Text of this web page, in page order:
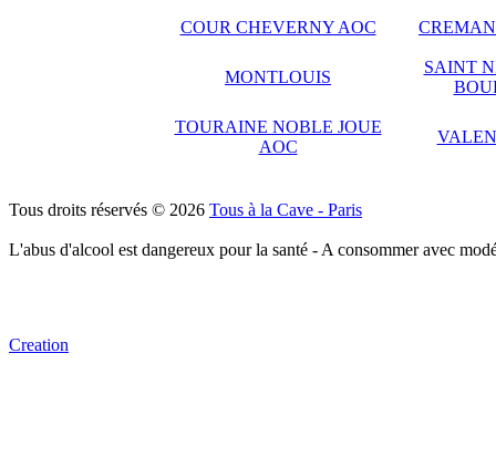
COUR CHEVERNY AOC
MONTLOUIS
SAINT
TOURAINE NOBLE JOUE
AOC
Tous droits réservés © 2026 Tous à la Cave - Paris
L'abus d'alcool est dangereux pour la santé - A consommer avec
Creation